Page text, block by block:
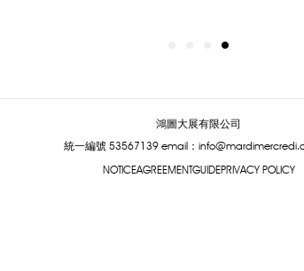
鴻圖大展有限公司
統一編號 53567139 email：
NOTICEAGREEMENTGUIDEPRIVACY POLICY